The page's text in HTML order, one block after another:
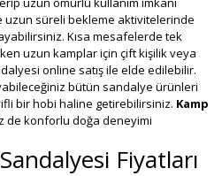
uzun süreli bekleme aktivitelerinde
Kısa mesafelerde tek
uzun kamplar için çift kişilik veya
online satış ile elde edilebilir.
bütün sandalye ürünleri
bir hobi haline getirebilirsiniz. Kamp
de konforlu doğa deneyimi
Fiyatları